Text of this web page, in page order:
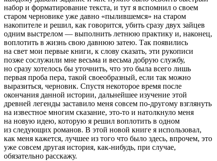
набор и форматирование текста, и тут я вспомнил о своем
старом черновике уже давно «пылившемся» на старом
накопителе и решил, как говорится, убить сразу двух зайцев
одним выстрелом — выполнить летнюю практику и, наконец,
воплотить в жизнь свою давнюю затею. Так появились
на свет мои первые книги, к слову сказать, эти рукописи
позже сослужили мне весьма и весьма добрую службу,
но сразу хотелось бы уточнить, что это была всего лишь
первая проба пера, такой своеобразный, если так можно
выразиться, черновик. Спустя некоторое время после
окончания данной истории, дальнейшее изучение этой
древней легенды заставило меня совсем по-другому взглянуть
на известное многим сказание, это-то и натолкнуло меня
на новую идею, которую я решил воплотить в одном
из следующих романов. В этой новой книге я использовал,
как меня кажется, лучшее из того что было здесь, впрочем, это
уже совсем другая история, как-нибудь, при случае,
обязательно расскажу.